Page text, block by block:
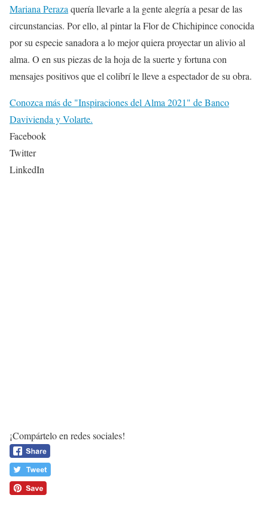
Mariana Perazaquería llevarle a la gente alegría a pesar de las
circunstancias. Por ello, al pintar la Flor de Chichipince conocida
por su especie sanadora a lo mejor quiera proyectar un alivio al
alma. O en sus piezas de la hoja de la suerte y fortuna con
mensajes positivos que el colibrí le lleve a espectador de su obra.
Conozca más de "Inspiraciones del Alma 2021" de Banco
Davivienda y Volarte.
Facebook
Twitter
LinkedIn
¡Compártelo en redes sociales!